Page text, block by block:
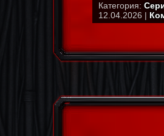
Категория:
12.04.2026 |